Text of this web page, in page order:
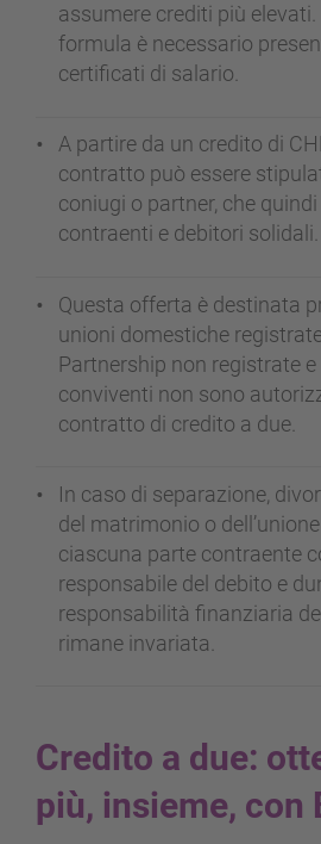
assumere crediti più
formula è necessario
certificati di salario.
A partire da un credito di
contratto può essere
coniugi o partner, che
contraenti e debitori solidali.
Questa offerta è destinata
unioni domestiche
Partnership non registrate e
conviventi non sono
contratto di credito a due.
In caso di separazione,
del matrimonio o
ciascuna parte contraente
responsabile del debito e
responsabilità finanziaria
rimane invariata.
Credito a due:
più, insieme, con